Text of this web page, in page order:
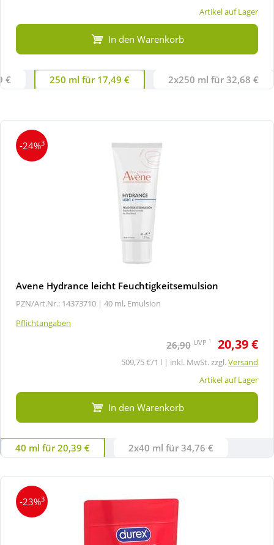
Artikel auf Lager
In den Warenkorb
€ 250 ml für 17,49 € 2x250 ml für 32,68 €
-24%3
Avene Hydrance leicht Feuchtigkeitsemulsion
PZN/Art.Nr.: 14373710 | 40 ml, Emulsion
Pflichtangaben
26,90 UVP 1 20,39 €
509,75 €/1 l | inkl. MwSt. zzgl.Versand
Artikel auf Lager
In den Warenkorb
40 ml für 20,39 € 2x40 ml für 34,76 €
-23%3